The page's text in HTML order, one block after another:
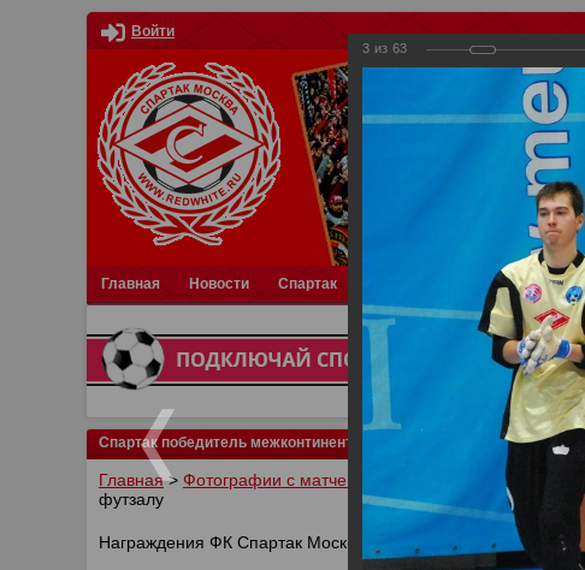
Войти
Главная Новости Спартак Фотки Отчеты
Спартак победитель межконтинентального кубка по футзалу
Главная> Фотографии с матчей Спартака, Сборной Росиии
футзалу
Награждения ФК Спартак Москва
3 из 63